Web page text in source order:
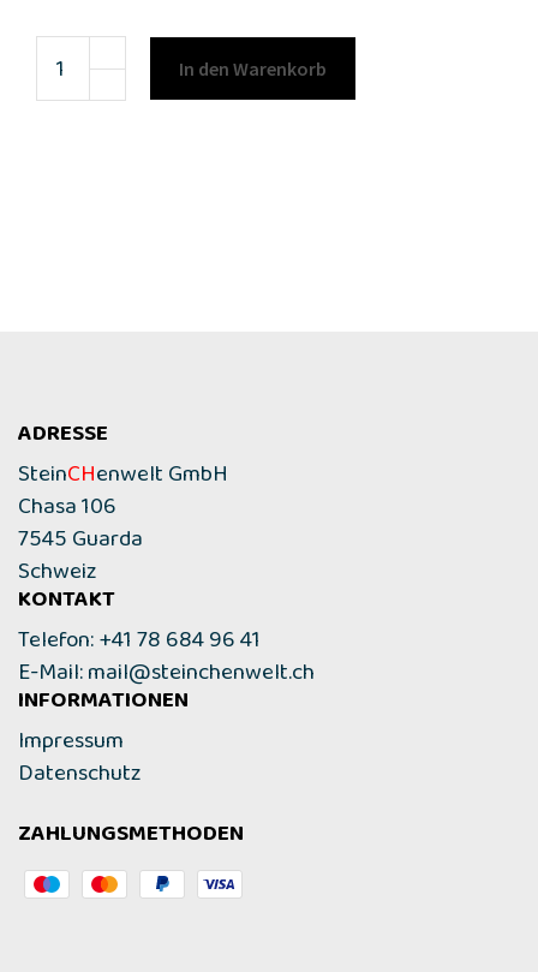
In den Warenkorb
ADRESSE
SteinCHenwelt GmbH
Chasa 106
7545 Guarda
Schweiz
KONTAKT
Telefon: +41 78 684 96 41
E-Mail:mail@steinchenwelt.ch
INFORMATIONEN
Impressum
Datenschutz
ZAHLUNGSMETHODEN